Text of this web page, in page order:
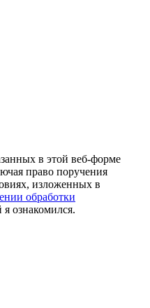
в этой веб-форме
право поручения
изложенных в
обработки
я ознакомился.